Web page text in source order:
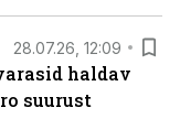
28.07.26, 12:09
haldav
suurust